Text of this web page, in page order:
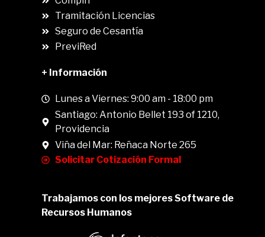
Tramitación Licencias
Seguro de Cesantía
PreviRed
+ Información
Lunes a Viernes: 9:00 am - 18:00 pm
Santiago: Antonio Bellet 193 of 1210,
Providencia
Viña del Mar: Reñaca Norte 265
Solicitar Cotización Formal
Trabajamos con los mejores Software de
Recursos Humanos